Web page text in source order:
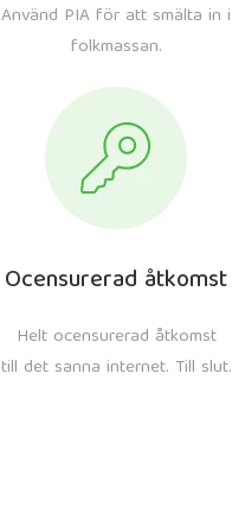
Använd PIA för att smälta in i
folkmassan.
Ocensurerad åtkomst
Helt ocensurerad åtkomst
till det sanna internet. Till slut.